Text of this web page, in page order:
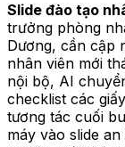
Slide đào tạo
trưởng phòng
Dương, cần cập
nhân viên mới
nội bộ, AI
checklist các
tương tác cuối
máy vào slide